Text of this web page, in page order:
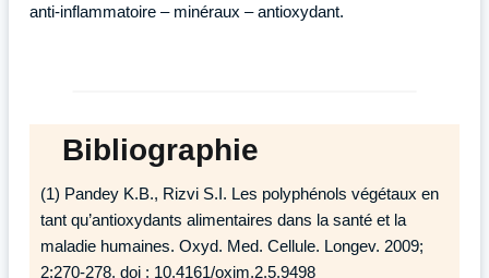
anti-inflammatoire – minéraux – antioxydant.
Bibliographie
(1) Pandey K.B., Rizvi S.I. Les polyphénols végétaux en
tant qu’antioxydants alimentaires dans la santé et la
maladie humaines. Oxyd. Med. Cellule. Longev. 2009;
2:270-278. doi : 10.4161/oxim.2.5.9498